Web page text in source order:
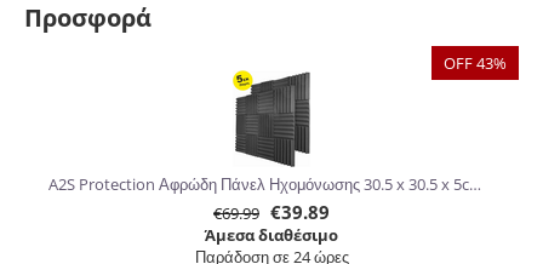
Προσφορά
OFF 43%
A2S Protection Αφρώδη Πάνελ Ηχομόνωσης 30.5 x 30.5 x 5cm 24τμχ
€69.99 €39.89
Άμεσα διαθέσιμο
Παράδοση σε 24 ώρες